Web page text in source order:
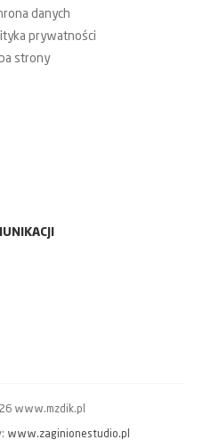
danych
prywatności
strony
www.mzdik.pl
www.zaginionestudio.pl